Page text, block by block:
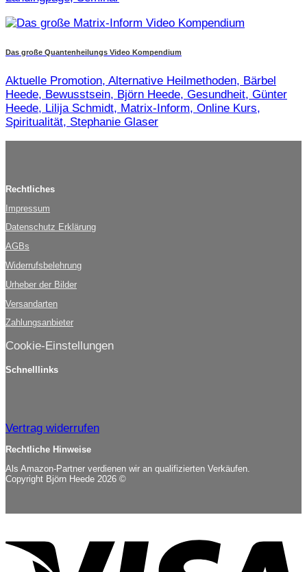
Das große Quantenheilungs Video Kompendium
Aktuelle Promotion, Alternative Heilmethoden, Bärbel
Heede, Bewusstsein, Björn Heede, Gesundheit, Günter
Heede, Lilija Schmidt, Matrix-Inform, Online Kurs,
Spiritualität, Stephanie Glaser
Rechtliches
Impressum
Datenschutz Erklärung
AGBs
Widerrufsbelehrung
Urheber der Bilder
Versandarten
Zahlungsanbieter
Cookie-Einstellungen
Schnelllinks
Vertrag widerrufen
Rechtliche Hinweise
Als Amazon-Partner verdienen wir an qualifizierten Verkäufen.
Copyright Björn Heede 2026 ©